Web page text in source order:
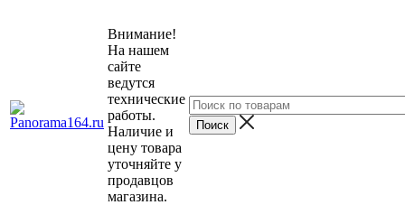
Внимание!
На нашем
сайте
ведутся
технические
работы.
Наличие и
цену товара
уточняйте у
продавцов
магазина.